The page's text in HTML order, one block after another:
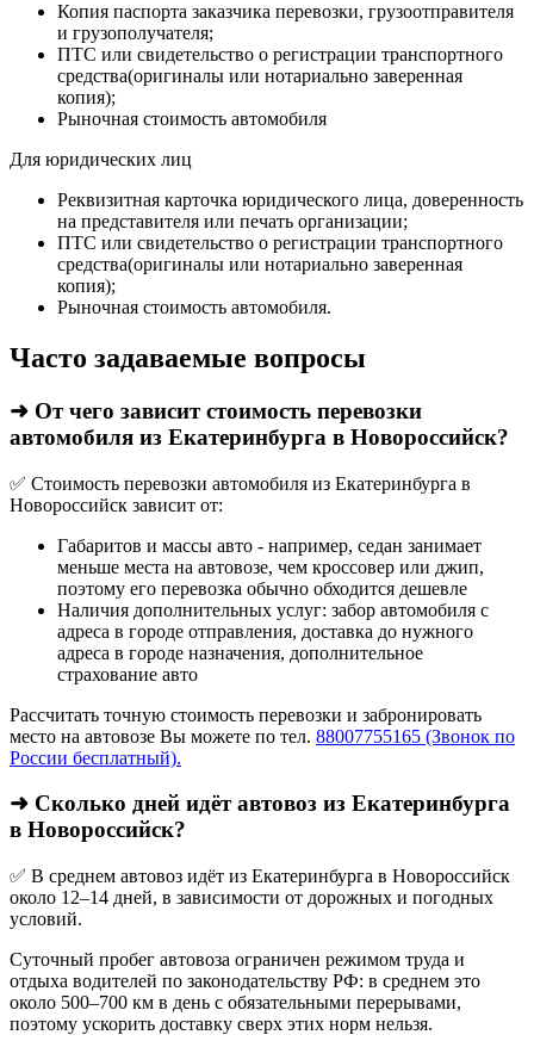
Копия паспорта заказчика перевозки, грузоотправителя
и грузополучателя;
ПТС или свидетельство о регистрации транспортного
средства(оригиналы или нотариально заверенная
копия);
Рыночная стоимость автомобиля
Для юридических лиц
Реквизитная карточка юридического лица, доверенность
на представителя или печать организации;
ПТС или свидетельство о регистрации транспортного
средства(оригиналы или нотариально заверенная
копия);
Рыночная стоимость автомобиля.
Часто задаваемые вопросы
➜ От чего зависит стоимость перевозки
автомобиля из Екатеринбурга в Новороссийск?
✅ Стоимость перевозки автомобиля из Екатеринбурга в
Новороссийск зависит от:
Габаритов и массы авто - например, седан занимает
меньше места на автовозе, чем кроссовер или джип,
поэтому его перевозка обычно обходится дешевле
Наличия дополнительных услуг: забор автомобиля с
адреса в городе отправления, доставка до нужного
адреса в городе назначения, дополнительное
страхование авто
Рассчитать точную стоимость перевозки и забронировать
место на автовозе Вы можете по тел. 88007755165 (Звонок по
России бесплатный).
➜ Сколько дней идёт автовоз из Екатеринбурга
в Новороссийск?
✅ В среднем автовоз идёт из Екатеринбурга в Новороссийск
около 12–14 дней, в зависимости от дорожных и погодных
условий.
Суточный пробег автовоза ограничен режимом труда и
отдыха водителей по законодательству РФ: в среднем это
около 500–700 км в день с обязательными перерывами,
поэтому ускорить доставку сверх этих норм нельзя.